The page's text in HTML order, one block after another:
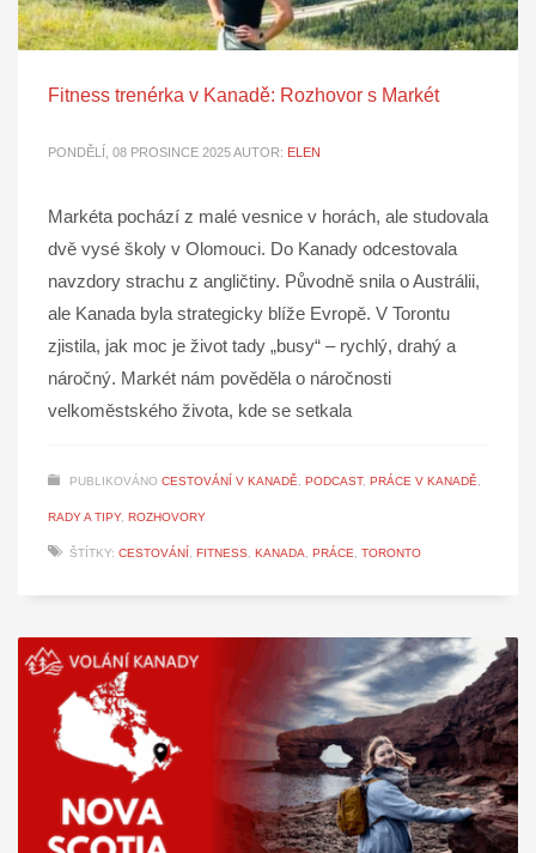
Fitness trenérka v Kanadě: Rozhovor s Markét
PONDĚLÍ, 08 PROSINCE 2025AUTOR: ELEN
Markéta pochází z malé vesnice v horách, ale studovala
dvě vysé školy v Olomouci. Do Kanady odcestovala
navzdory strachu z angličtiny. Původně snila o Austrálii,
ale Kanada byla strategicky blíže Evropě. V Torontu
zjistila, jak moc je život tady „busy“ – rychlý, drahý a
náročný. Markét nám pověděla o náročnosti
velkoměstského života, kde se setkala
PUBLIKOVÁNO CESTOVÁNÍ V KANADĚ, PODCAST, PRÁCE V KANADĚ,
RADY A TIPY, ROZHOVORY
ŠTÍTKY: CESTOVÁNÍ, FITNESS, KANADA, PRÁCE, TORONTO